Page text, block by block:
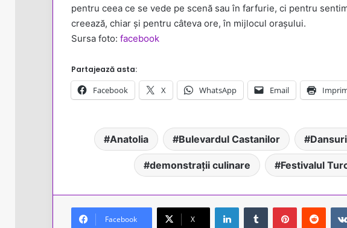
pentru ceea ce se vede pe scenă sau în farfurie, ci pentru
creează, chiar și pentru câteva ore, în mijlocul orașului.
Sursa foto: facebook
Partajează asta:
Facebook X WhatsApp Email
Anatolia Bulevardul Castanilor
demonstrații culinare Festivalul
Facebook X
LinkedInTumblr Pinterest